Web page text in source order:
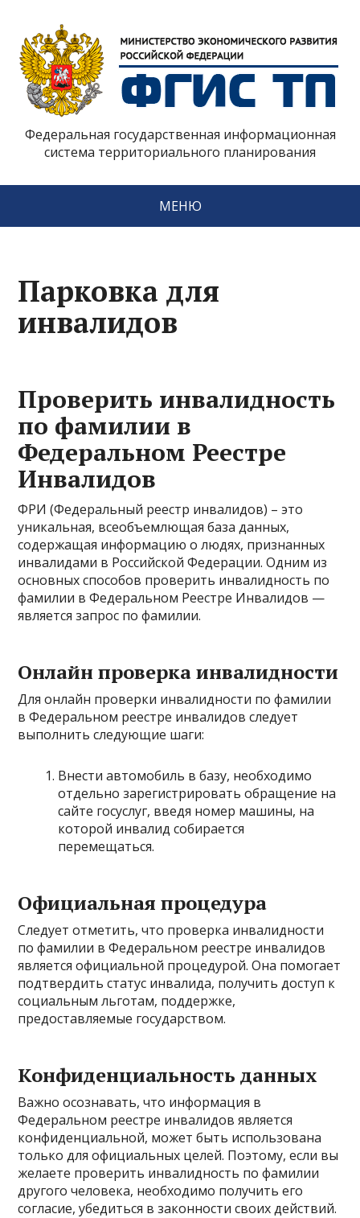
Федеральная государственная информационная
система территориального планирования
МЕНЮ
Парковка для
инвалидов
Проверить инвалидность
по фамилии в
Федеральном Реестре
Инвалидов
ФРИ (Федеральный реестр инвалидов) – это
уникальная, всеобъемлющая база данных,
содержащая информацию о людях, признанных
инвалидами в Российской Федерации. Одним из
основных способов проверить инвалидность по
фамилии в Федеральном Реестре Инвалидов —
является запрос по фамилии.
Онлайн проверка инвалидности
Для онлайн проверки инвалидности по фамилии
в Федеральном реестре инвалидов следует
выполнить следующие шаги:
Внести автомобиль в базу, необходимо
отдельно зарегистрировать обращение на
сайте госуслуг, введя номер машины, на
которой инвалид собирается
перемещаться.
Официальная процедура
Следует отметить, что проверка инвалидности
по фамилии в Федеральном реестре инвалидов
является официальной процедурой. Она помогает
подтвердить статус инвалида, получить доступ к
социальным льготам, поддержке,
предоставляемые государством.
Конфиденциальность данных
Важно осознавать, что информация в
Федеральном реестре инвалидов является
конфиденциальной, может быть использована
только для официальных целей. Поэтому, если вы
желаете проверить инвалидность по фамилии
другого человека, необходимо получить его
согласие, убедиться в законности своих действий.